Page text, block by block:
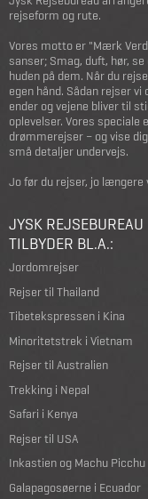
rejseform og rute.
Vores motto er "Mærk
sanser; Smag, duft, hør,
huden på dem. Når du
egen hånd. Sådan rejser
ender og vejene bliver til
oplevelser. Vores
drømmerejser – og vise
små detaljer undervejs.
Jo før du rejser, jo længere
JYSK REJSEBUREAU
TILBYDER BL.A.:
Jordomrejser
Rejser til Thailand
Tibetekspressen i Kina
Minoritetstrek i Vietnam
Rejser til Australien
Trekking i Nepal
Safari i Kenya
Rejser til USA
Inkastien og Machu Picchu
Galapagosøerne i Ecuador